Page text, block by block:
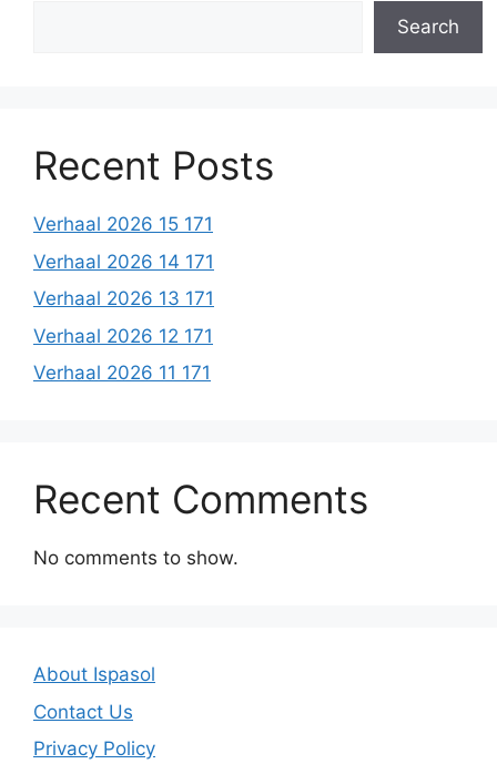
Search
Recent Posts
Verhaal 2026 15 171
Verhaal 2026 14 171
Verhaal 2026 13 171
Verhaal 2026 12 171
Verhaal 2026 11 171
Recent Comments
No comments to show.
About Ispasol
Contact Us
Privacy Policy